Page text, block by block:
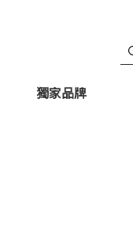
獨家品牌